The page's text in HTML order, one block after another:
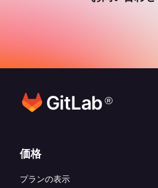
®
フッターリンク
価格
プランの表示